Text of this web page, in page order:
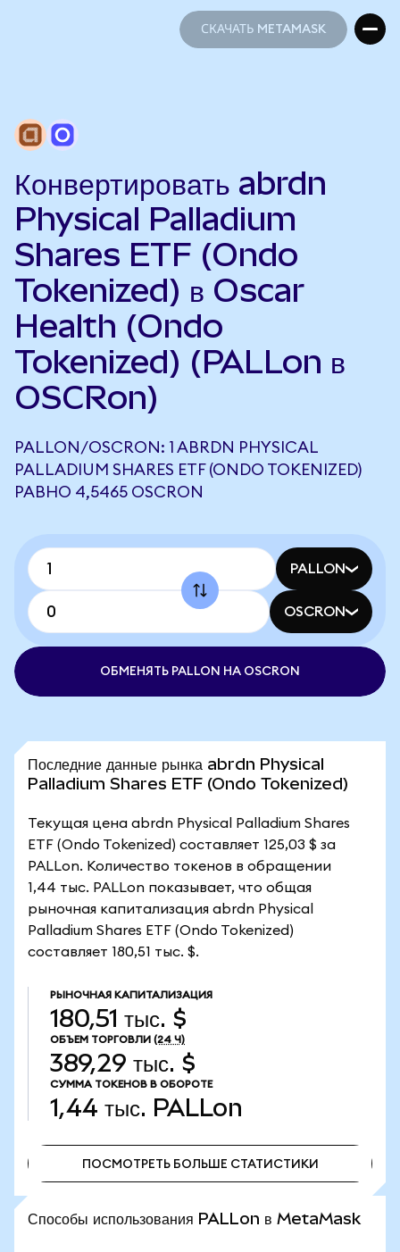
СКАЧАТЬ METAMASK
Конвертировать abrdn
Physical Palladium
Shares ETF (Ondo
Tokenized) в Oscar
Health (Ondo
Tokenized) (PALLon в
OSCRon)
PALLON/OSCRON: 1 ABRDN PHYSICAL
PALLADIUM SHARES ETF (ONDO TOKENIZED)
РАВНО 4,5465 OSCRON
PALLON
OSCRON
ОБМЕНЯТЬ PALLON НА OSCRON
Последние данные рынка abrdn Physical
Palladium Shares ETF (Ondo Tokenized)
Текущая цена abrdn Physical Palladium Shares
ETF (Ondo Tokenized) составляет 125,03 $ за
PALLon. Количество токенов в обращении
1,44 тыс. PALLon показывает, что общая
рыночная капитализация abrdn Physical
Palladium Shares ETF (Ondo Tokenized)
составляет 180,51 тыс. $.
РЫНОЧНАЯ КАПИТАЛИЗАЦИЯ
180,51 тыс. $
ОБЪЕМ ТОРГОВЛИ (24 Ч)
389,29 тыс. $
СУММА ТОКЕНОВ В ОБОРОТЕ
1,44 тыс. PALLon
ПОСМОТРЕТЬ БОЛЬШЕ СТАТИСТИКИ
Способы использования PALLon в MetaMask